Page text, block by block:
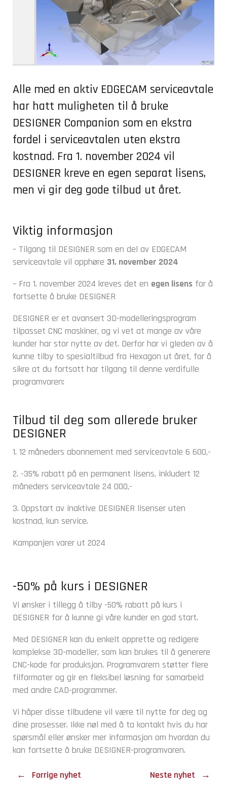
Alle med en aktiv EDGECAM serviceavtale
har hatt muligheten til å bruke
DESIGNER Companion som en ekstra
fordel i serviceavtalen uten ekstra
kostnad. Fra 1. november 2024 vil
DESIGNER kreve en egen separat lisens,
men vi gir deg gode tilbud ut året.
Viktig informasjon
– Tilgang til DESIGNER som en del av EDGECAM
serviceavtale vil opphøre 31. november 2024
– Fra 1. november 2024 kreves det en egen lisens for å
fortsette å bruke DESIGNER
DESIGNER er et avansert 3D-modelleringsprogram
tilpasset CNC maskiner, og vi vet at mange av våre
kunder har stor nytte av det. Derfor har vi gleden av å
kunne tilby to spesialtilbud fra Hexagon ut året, for å
sikre at du fortsatt har tilgang til denne verdifulle
programvaren:
Tilbud til deg som allerede bruker
DESIGNER
1. 12 måneders abonnement med serviceavtale 6 600,-
2. -35% rabatt på en permanent lisens, inkludert 12
måneders serviceavtale 24 000,-
3. Oppstart av inaktive DESIGNER lisenser uten
kostnad, kun service.
Kampanjen varer ut 2024
-50% på kurs i DESIGNER
Vi ønsker i tillegg å tilby -50% rabatt på kurs i
DESIGNER for å kunne gi våre kunder en god start.
Med DESIGNER kan du enkelt opprette og redigere
komplekse 3D-modeller, som kan brukes til å generere
CNC-kode for produksjon. Programvarern støtter flere
filformater og gir en fleksibel løsning for samarbeid
med andre CAD-programmer.
Vi håper disse tilbudene vil være til nytte for deg og
dine prosesser. Ikke nøl med å ta kontakt hvis du har
spørsmål eller ønsker mer informasjon om hvordan du
kan fortsette å bruke DESIGNER-programvaren.
← Forrige nyhet Neste nyhet →